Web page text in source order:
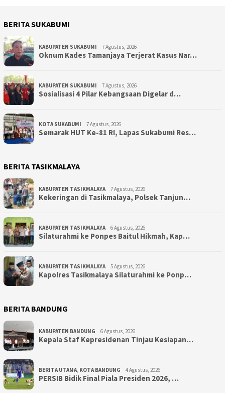
BERITA SUKABUMI
KABUPATEN SUKABUMI 7 Agustus, 2026
Oknum Kades Tamanjaya Terjerat Kasus Nar…
KABUPATEN SUKABUMI 7 Agustus, 2026
Sosialisasi 4 Pilar Kebangsaan Digelar d…
KOTA SUKABUMI 7 Agustus, 2026
Semarak HUT Ke-81 RI, Lapas Sukabumi Res…
BERITA TASIKMALAYA
KABUPATEN TASIKMALAYA 7 Agustus, 2026
Kekeringan di Tasikmalaya, Polsek Tanjun…
KABUPATEN TASIKMALAYA 6 Agustus, 2026
Silaturahmi ke Ponpes Baitul Hikmah, Kap…
KABUPATEN TASIKMALAYA 5 Agustus, 2026
Kapolres Tasikmalaya Silaturahmi ke Ponp…
BERITA BANDUNG
KABUPATEN BANDUNG 6 Agustus, 2026
Kepala Staf Kepresidenan Tinjau Kesiapan…
BERITA UTAMA, KOTA BANDUNG 4 Agustus, 2026
PERSIB Bidik Final Piala Presiden 2026, …